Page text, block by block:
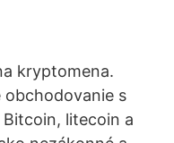
kryptomena.
obchodovanie s
litecoin a